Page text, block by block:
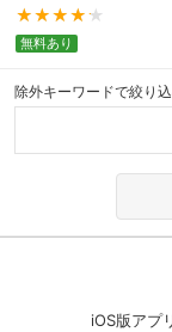
無料あり
除外キーワードで絞り
iOS版アプ